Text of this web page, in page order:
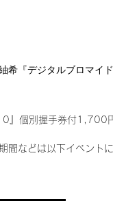
希『デジタルブロマイ
』個別握手券付1,700
間などは以下イベント